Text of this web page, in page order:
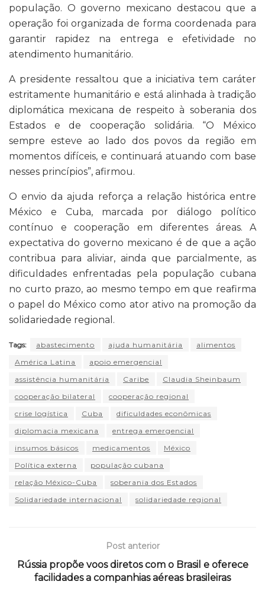
população. O governo mexicano destacou que a
operação foi organizada de forma coordenada para
garantir rapidez na entrega e efetividade no
atendimento humanitário.
A presidente ressaltou que a iniciativa tem caráter
estritamente humanitário e está alinhada à tradição
diplomática mexicana de respeito à soberania dos
Estados e de cooperação solidária. “O México
sempre esteve ao lado dos povos da região em
momentos difíceis, e continuará atuando com base
nesses princípios”, afirmou.
O envio da ajuda reforça a relação histórica entre
México e Cuba, marcada por diálogo político
contínuo e cooperação em diferentes áreas. A
expectativa do governo mexicano é de que a ação
contribua para aliviar, ainda que parcialmente, as
dificuldades enfrentadas pela população cubana
no curto prazo, ao mesmo tempo em que reafirma
o papel do México como ator ativo na promoção da
solidariedade regional.
Tags: abastecimento ajuda humanitária
alimentos
América Latina
apoio emergencial
assistência humanitária
Caribe
Claudia Sheinbaum
cooperação bilateral
cooperação regional
crise logística
Cuba
dificuldades econômicas
diplomacia mexicana
entrega emergencial
insumos básicos
medicamentos
México
Política externa
população cubana
relação México-Cuba
soberania dos Estados
Solidariedade internacional
solidariedade regional
Post anterior
Rússia propõe voos diretos com o Brasil e oferece
facilidades a companhias aéreas brasileiras